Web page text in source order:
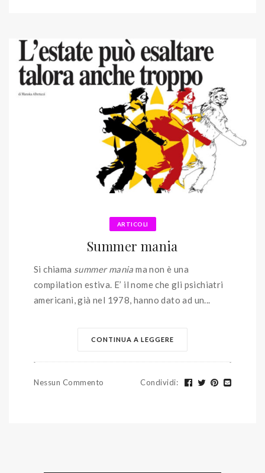
ARTICOLI
Summer mania
Si chiama summer maniama non è una
compilation estiva. E’ il nome che gli psichiatri
americani, già nel 1978, hanno dato ad un...
CONTINUA A LEGGERE
Nessun Commento Condividi: